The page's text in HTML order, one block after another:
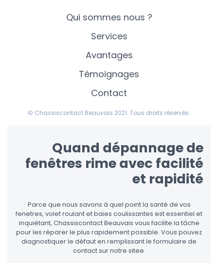
Qui sommes nous ?
Services
Avantages
Témoignages
Contact
© Chassiscontact Beauvais 2021. Tous droits réservés.
Quand dépannage de
fenêtres rime avec facilité
et rapidité
Parce que nous savons à quel point la santé de vos
fenetres, volet roulant et baies coulissantes est essentiel et
inquiétant, Chassiscontact Beauvais vous facilite la tâche
pour les réparer le plus rapidement possible. Vous pouvez
diagnostiquer le défaut en remplissant le formulaire de
contact sur notre sitee.